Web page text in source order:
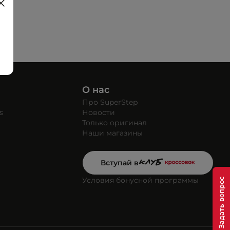
О нас
Про SuperStep
Новости
Только оригинал
Наши магазины
Вступай в
Условия бонусной программы